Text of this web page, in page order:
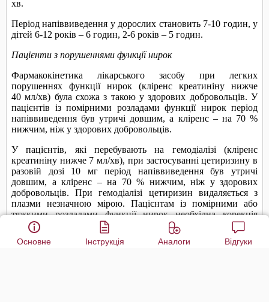
Основне Інструкція Аналоги Відгуки